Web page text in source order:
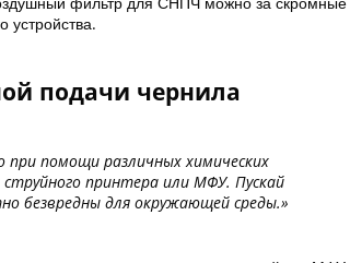
устройства.
подачи чернила
при помощи различных химических
принтера или МФУ. Пускай
безвредны для окружающей среды.»